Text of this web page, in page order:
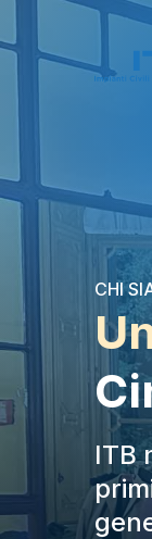
CHI
ITB